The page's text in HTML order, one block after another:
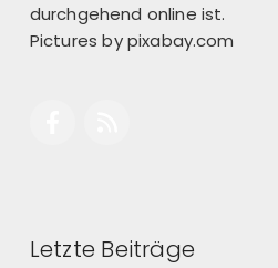
durchgehend online ist.
Pictures bypixabay.com
Letzte Beiträge